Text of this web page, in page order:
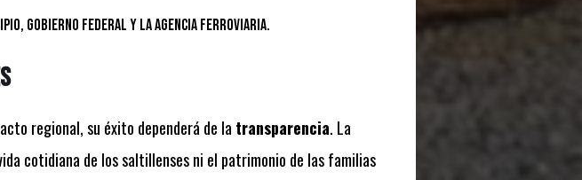
Gobierno Federal y la Agencia Ferroviaria.
regional, su éxito dependerá de la transparencia. La
cotidiana de los saltillenses ni el patrimonio de las familias